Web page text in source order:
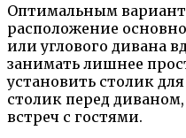
Оптимальным
расположение
или углового дивана
занимать лишнее
установить столик
столик перед
встреч с гостями.